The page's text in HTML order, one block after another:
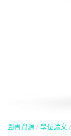
圖書資源/ 學位論文/